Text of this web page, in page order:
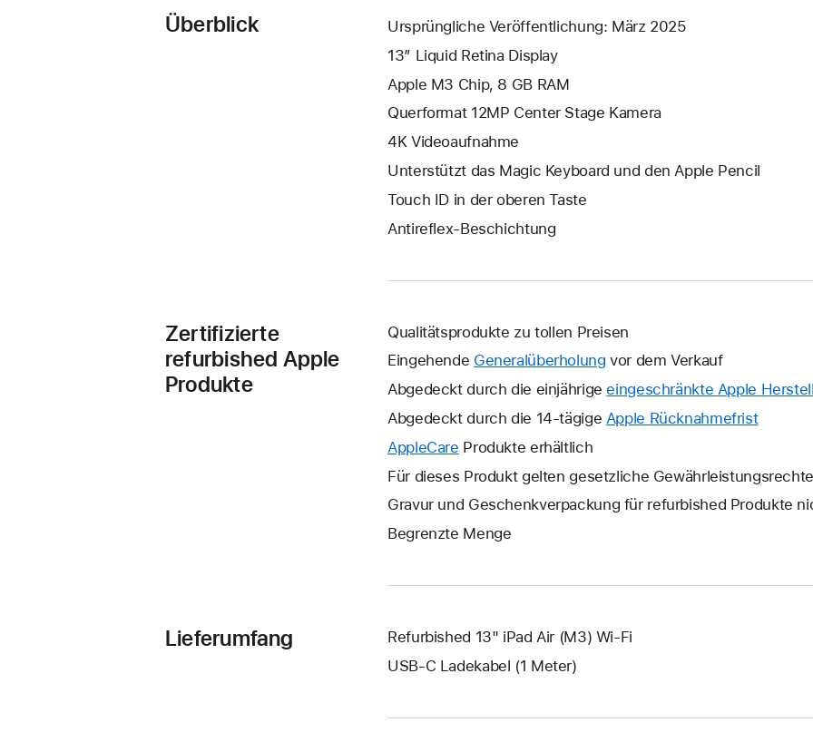
Überblick
Ursprüngliche Veröffentlichung: März 2025
13” Liquid Retina Display
Apple M3 Chip, 8 GB RAM
Querformat 12MP Center Stage Kamera
4K Video­aufnahme
Unterstützt das Magic Keyboard und den Apple Pencil
Touch ID in der oberen Taste
Antireflex-Beschichtung
Zertifizierte
refurbished Apple
Produkte
Qualitätsprodukte zu tollen Preisen
Eingehende Generalüberholung vor dem Verkauf
Abgedeckt durch die einjährige eingeschränkte Apple
Abgedeckt durch die 14-tägige Apple RücknahmefristEin
wird
AppleCare Ein
neues
wird
geöffnet.
Produkte erhältlich
Für dieses Produkt gelten gesetzliche Gewährleistungsrechte
Gravur und Geschenkverpackung für refurbished Produkte
Begrenzte Menge
Lieferumfang
Refurbished 13" iPad Air (M3) Wi-Fi
USB‑C Ladekabel (1 Meter)